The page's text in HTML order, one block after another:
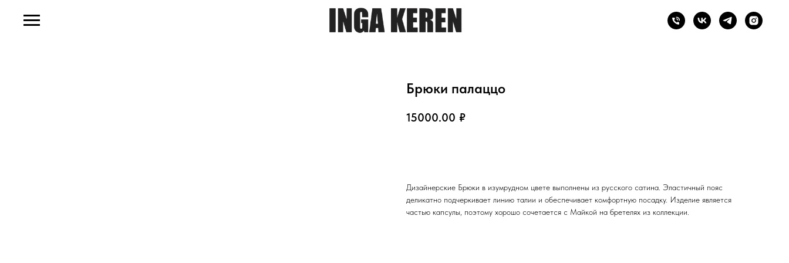
Брюки палаццо
15000.00 ₽
Дизайнерские Брюки в изумрудном цвете выполнены из русского сатина. Эластичный пояс
деликатно подчеркивает линию талии и обеспечивает комфортную посадку. Изделие является
частью капсулы, поэтому хорошо сочетается с Майкой на бретелях из коллекции.